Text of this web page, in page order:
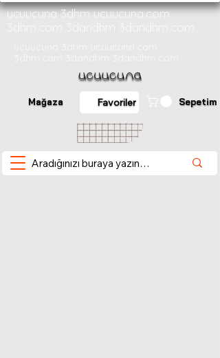
Mağaza Sepetim
Favoriler
ucuucuna 3dhm ucuucuna.com